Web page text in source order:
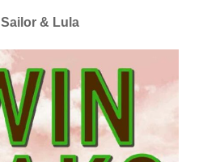
Sailor & Lula